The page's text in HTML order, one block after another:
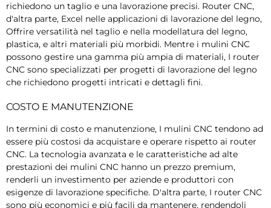
richiedono un taglio e una lavorazione precisi. Router CNC,
d'altra parte, Excel nelle applicazioni di lavorazione del legno,
Offrire versatilità nel taglio e nella modellatura del legno,
plastica, e altri materiali più morbidi. Mentre i mulini CNC
possono gestire una gamma più ampia di materiali, I router
CNC sono specializzati per progetti di lavorazione del legno
che richiedono progetti intricati e dettagli fini.
COSTO E MANUTENZIONE
In termini di costo e manutenzione, I mulini CNC tendono ad
essere più costosi da acquistare e operare rispetto ai router
CNC. La tecnologia avanzata e le caratteristiche ad alte
prestazioni dei mulini CNC hanno un prezzo premium,
renderli un investimento per aziende e produttori con
esigenze di lavorazione specifiche. D'altra parte, I router CNC
sono più economici e più facili da mantenere, rendendoli